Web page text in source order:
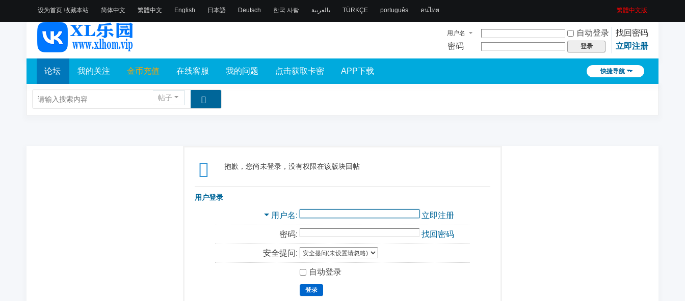
设为首页 收藏本站 简体中文 繁體中文 English 日本語 Deutsch 한국 사람 بالعربية TÜRKÇE português คนไทย 繁體中文版
用户名 自动登录
找回密码
密码
登录 立即注册
快捷导航
论坛 我的关注 金币充值 在线客服 我的问题 点击获取卡密 APP下载
帖子
抱歉，您尚未登录，没有权限在该版块回帖
用户登录
用户名 立即注册
密码: 找回密码
安全提问:
自动登录
登录